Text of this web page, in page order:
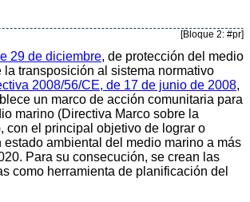
[Bloque 2: #pr]
29 de diciembre, de protección del medio
la transposición al sistema normativo
2008/56/CE, de 17 de junio de 2008,
un marco de acción comunitaria para
marino (Directiva Marco sobre la
con el principal objetivo de lograr o
estado ambiental del medio marino a más
Para su consecución, se crean las
como herramienta de planificación del